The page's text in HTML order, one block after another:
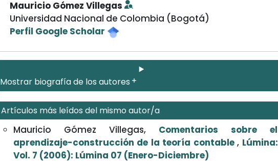
Mauricio Gómez Villegas
Universidad Nacional de Colombia (Bogotá)
Perfil Google Scholar
Mostrar biografía de los autores
Artículos más leídos del mismo autor/a
Mauricio Gómez Villegas, Comentarios sobre el
aprendizaje-construcción de la teoría contable, Lúmina:
Vol. 7 (2006): Lúmina 07 (Enero-Diciembre)